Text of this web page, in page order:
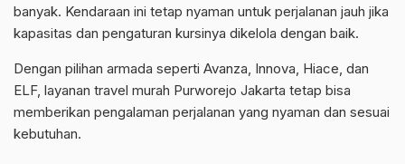
banyak. Kendaraan ini tetap nyaman untuk perjalanan jauh jika
kapasitas dan pengaturan kursinya dikelola dengan baik.
Dengan pilihan armada seperti Avanza, Innova, Hiace, dan
ELF, layanan travel murah Purworejo Jakarta tetap bisa
memberikan pengalaman perjalanan yang nyaman dan sesuai
kebutuhan.